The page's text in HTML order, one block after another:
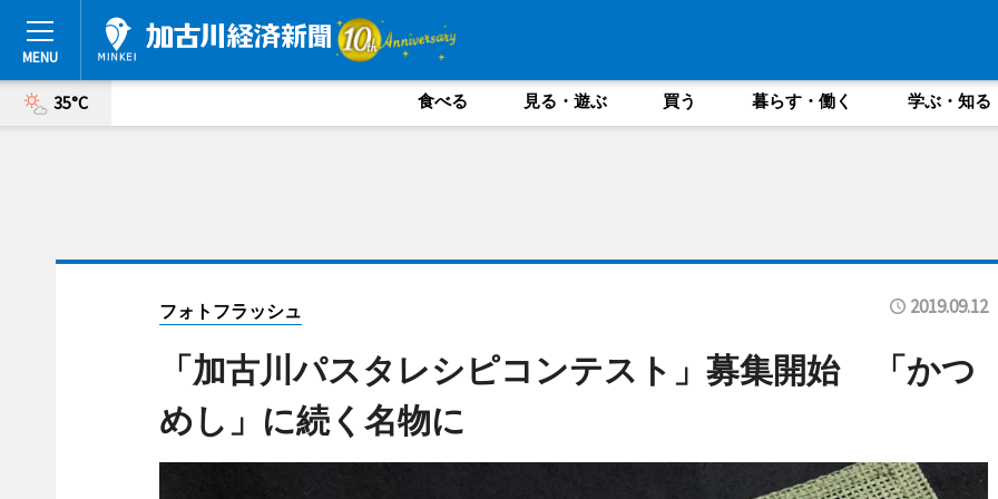
35°C 食べる 見る・遊ぶ 買う 暮らす・働く 学ぶ・知る
フォトフラッシュ 2019.09.12
「加古川パスタレシピコンテスト」募集開始 「かつ
めし」に続く名物に